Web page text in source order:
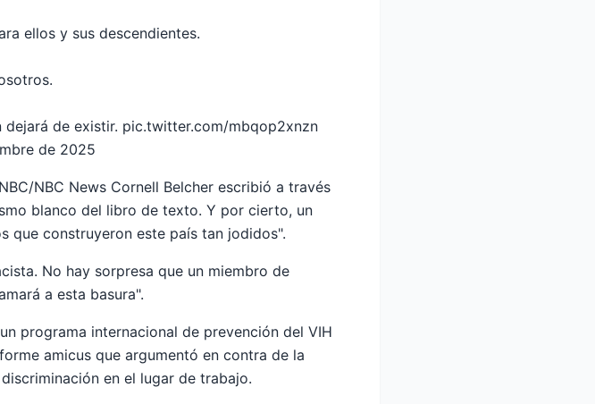
ellos y sus descendientes.
dejará de existir. pic.twitter.com/mbqop2xnzn
de 2025
NBC News Cornell Belcher escribió a través
blanco del libro de texto. Y por cierto, un
que construyeron este país tan jodidos".
No hay sorpresa que un miembro de
a esta basura".
programa internacional de prevención del VIH
amicus que argumentó en contra de la
en el lugar de trabajo.